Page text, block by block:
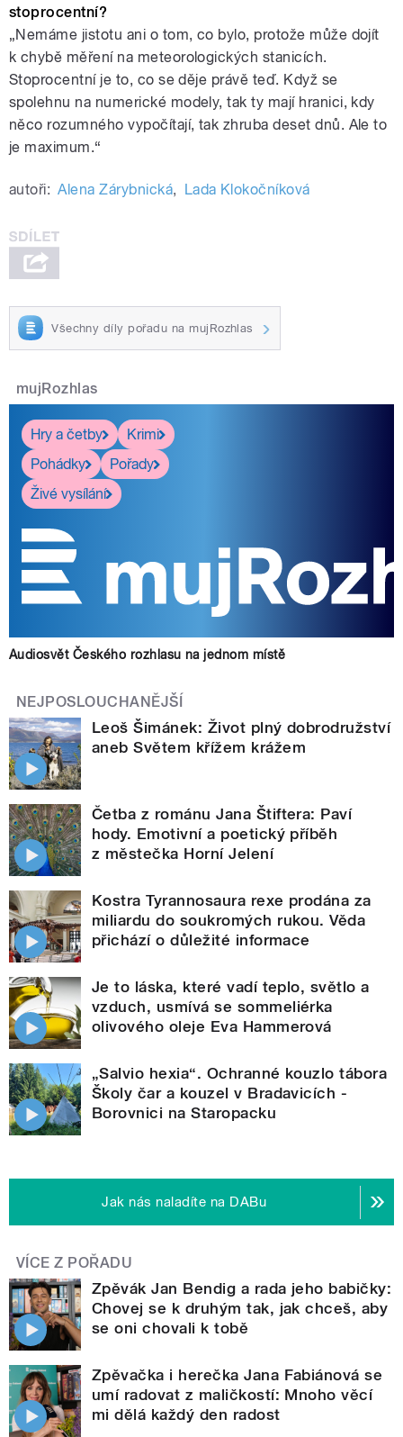
stoprocentní?
„Nemáme jistotu ani o tom, co bylo, protože může dojít
k chybě měření na meteorologických stanicích.
Stoprocentní je to, co se děje právě teď. Když se
spolehnu na numerické modely, tak ty mají hranici, kdy
něco rozumného vypočítají, tak zhruba deset dnů. Ale to
je maximum.“
autoři: Alena Zárybnická, Lada Klokočníková
Všechny díly pořadu na mujRozhlas
mujRozhlas
Hry a četby
Krimi
Pohádky
Pořady
Živé vysílání
Audiosvět Českého rozhlasu na jednom místě
NEJPOSLOUCHANĚJŠÍ
Leoš Šimánek: Život plný dobrodružství
aneb Světem křížem krážem
Četba z románu Jana Štiftera: Paví
hody. Emotivní a poetický příběh
z městečka Horní Jelení
Kostra Tyrannosaura rexe prodána za
miliardu do soukromých rukou. Věda
přichází o důležité informace
Je to láska, které vadí teplo, světlo a
vzduch, usmívá se sommeliérka
olivového oleje Eva Hammerová
„Salvio hexia“. Ochranné kouzlo tábora
Školy čar a kouzel v Bradavicích -
Borovnici na Staropacku
Jak nás naladíte na DABu
VÍCE Z POŘADU
Zpěvák Jan Bendig a rada jeho babičky:
Chovej se k druhým tak, jak chceš, aby
se oni chovali k tobě
Zpěvačka i herečka Jana Fabiánová se
umí radovat z maličkostí: Mnoho věcí
mi dělá každý den radost